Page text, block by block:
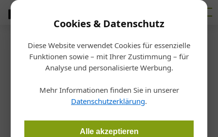
Cookies & Datenschutz
Diese Website verwendet Cookies für essenzielle
Funktionen sowie – mit Ihrer Zustimmung – für
Analyse und personalisierte Werbung.
Mehr Informationen finden Sie in unserer
Datenschutzerklärung.
Alle akzeptieren
Startseite/Bau
Marketing mit KI
Findet den Baumeister: GEO
statt SEO